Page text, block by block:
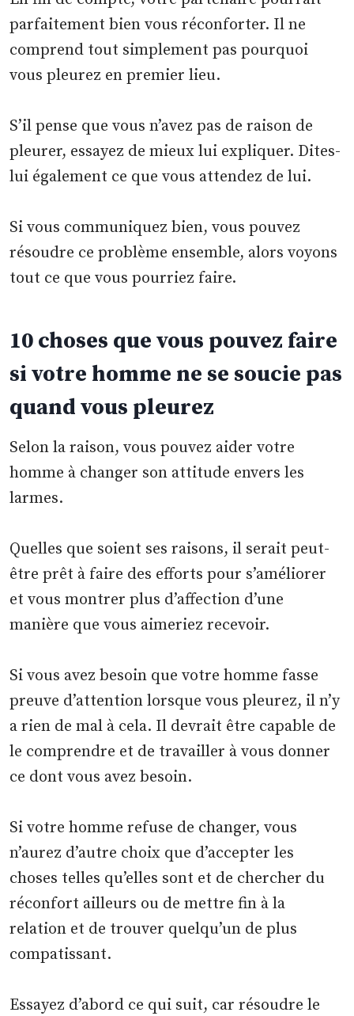
parfaitement bien vous réconforter. Il ne
comprend tout simplement pas pourquoi
vous pleurez en premier lieu.
S’il pense que vous n’avez pas de raison de
pleurer, essayez de mieux lui expliquer. Dites-
lui également ce que vous attendez de lui.
Si vous communiquez bien, vous pouvez
résoudre ce problème ensemble, alors voyons
tout ce que vous pourriez faire.
10 choses que vous pouvez faire
si votre homme ne se soucie pas
quand vous pleurez
Selon la raison, vous pouvez aider votre
homme à changer son attitude envers les
larmes.
Quelles que soient ses raisons, il serait peut-
être prêt à faire des efforts pour s’améliorer
et vous montrer plus d’affection d’une
manière que vous aimeriez recevoir.
Si vous avez besoin que votre homme fasse
preuve d’attention lorsque vous pleurez, il n’y
a rien de mal à cela. Il devrait être capable de
le comprendre et de travailler à vous donner
ce dont vous avez besoin.
Si votre homme refuse de changer, vous
n’aurez d’autre choix que d’accepter les
choses telles qu’elles sont et de chercher du
réconfort ailleurs ou de mettre fin à la
relation et de trouver quelqu’un de plus
compatissant.
Essayez d’abord ce qui suit, car résoudre le